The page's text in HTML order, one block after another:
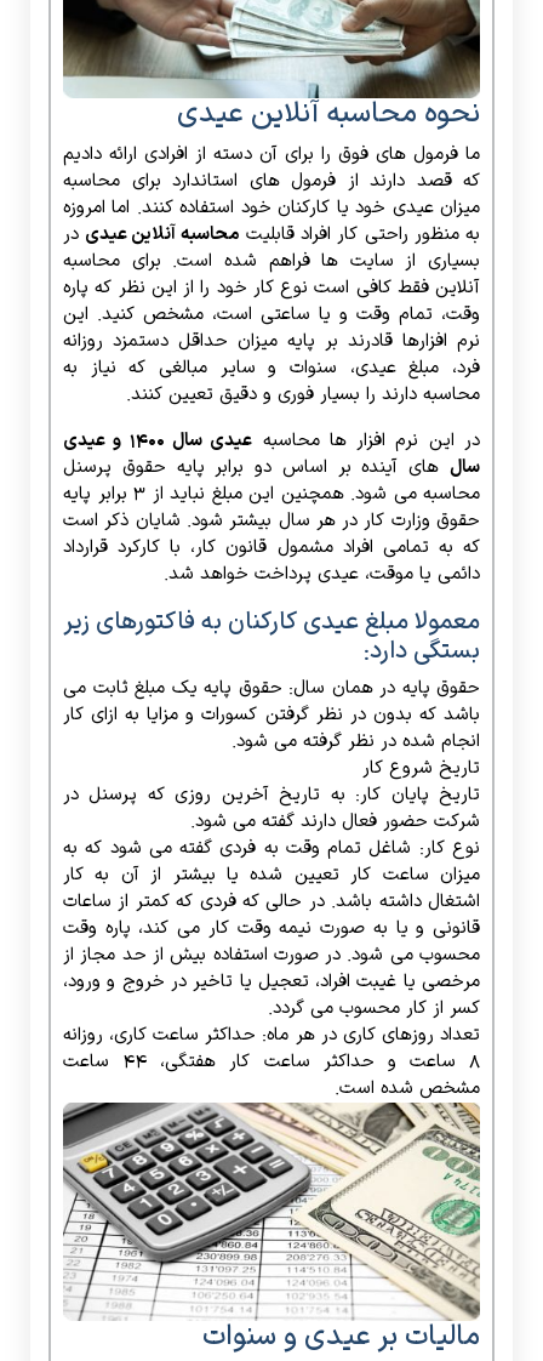
نحوه محاسبه آنلاین عیدی
ما فرمول های فوق را برای آن دسته از افرادی ارائه دادیم
که قصد دارند از فرمول های استاندارد برای محاسبه
میزان عیدی خود یا کارکنان خود استفاده کنند. اما امروزه
به منظور راحتی کار افراد قابلیت محاسبه آنلاین عیدی در
بسیاری از سایت ها فراهم شده است. برای محاسبه
آنلاین فقط کافی است نوع کار خود را از این نظر که پاره
وقت، تمام وقت و یا ساعتی است، مشخص کنید. این
نرم افزارها قادرند بر پایه میزان حداقل دستمزد روزانه
فرد، مبلغ عیدی، سنوات و سایر مبالغی که نیاز به
محاسبه دارند را بسیار فوری و دقیق تعیین کنند.
در این نرم افزار ها محاسبه
عیدی سال 1400 و عیدی
سال های آینده بر اساس دو برابر پایه حقوق پرسنل
محاسبه می شود. همچنین این مبلغ نباید از ۳ برابر پایه
حقوق وزارت کار در هر سال بیشتر شود. شایان ذکر است
که به تمامی افراد مشمول قانون کار، با کارکرد قرارداد
دائمی یا موقت، عیدی پرداخت خواهد شد.
معمولا مبلغ عیدی کارکنان به فاکتورهای زیر
بستگی دارد:
حقوق پایه در همان سال: حقوق پایه یک مبلغ ثابت می
باشد که بدون در نظر گرفتن کسورات و مزایا به ازای کار
انجام شده در نظر گرفته می شود.
تاریخ شروع کار
تاریخ پایان کار: به تاریخ آخرین روزی که پرسنل در
شرکت حضور فعال دارند گفته می شود.
نوع کار: شاغل تمام وقت به فردی گفته می شود که به
میزان ساعت کار تعیین شده یا بیشتر از آن به کار
اشتغال داشته باشد. در حالی که فردی که کمتر از ساعات
قانونی و یا به صورت نیمه وقت کار می کند، پاره وقت
محسوب می شود. در صورت استفاده بیش از حد مجاز از
مرخصی یا غیبت افراد، تعجیل یا تاخیر در خروج و ورود،
کسر از کار محسوب می گردد.
تعداد روزهای کاری در هر ماه: حداکثر ساعت کاری، روزانه
۸ ساعت و حداکثر ساعت کار هفتگی، ۴۴ ساعت
مشخص شده است.
مالیات بر عیدی و سنوات